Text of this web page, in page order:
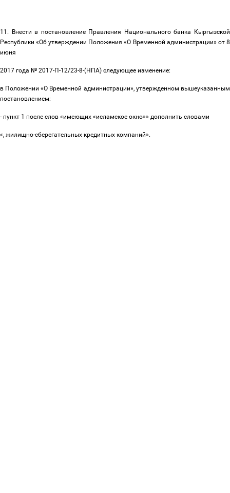
11. Внести в постановление Правления Национального банка Кыргызской
Республики «Об утверждении Положения «О Временной администрации» от 8
июня
2017 года № 2017-П-12/23-8-(НПА) следующее изменение:
в Положении «О Временной администрации», утвержденном вышеуказанным
постановлением:
- пункт 1 после слов «имеющих «исламское окно»» дополнить словами
«, жилищно-сберегательных кредитных компаний».